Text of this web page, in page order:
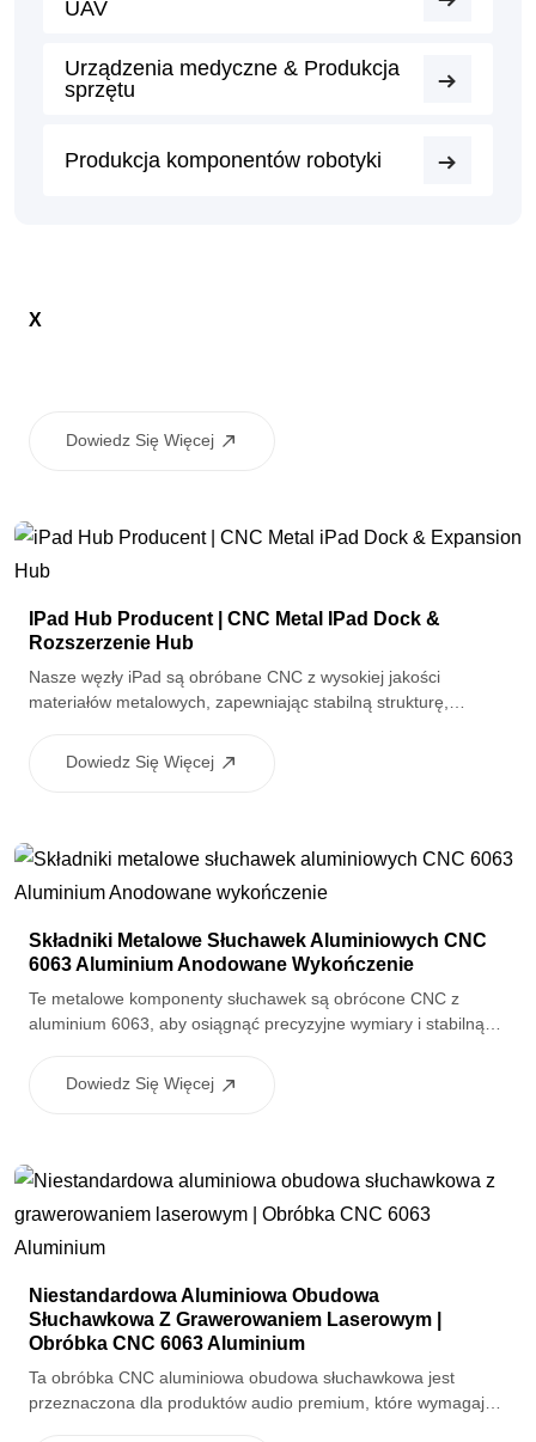
UAV
Urządzenia medyczne & Produkcja
sprzętu
Produkcja komponentów robotyki
X
Dowiedz Się Więcej
IPad Hub Producent | CNC Metal IPad Dock &
Rozszerzenie Hub
Nasze węzły iPad są obróbane CNC z wysokiej jakości
materiałów metalowych, zapewniając stabilną strukturę,
Dowiedz Się Więcej
Składniki Metalowe Słuchawek Aluminiowych CNC
6063 Aluminium Anodowane Wykończenie
Te metalowe komponenty słuchawek są obrócone CNC z
aluminium 6063, aby osiągnąć precyzyjne wymiary i stabilną
na korozję przy jednoczesnym zachowaniu czystego i
jednolitego wyglądu. Komponenty nadają się do różnych
Dowiedz Się Więcej
Niestandardowa Aluminiowa Obudowa
Słuchawkowa Z Grawerowaniem Laserowym |
Obróbka CNC 6063 Aluminium
Ta obróbka CNC aluminiowa obudowa słuchawkowa jest
przeznaczona dla produktów audio premium, które wymagają